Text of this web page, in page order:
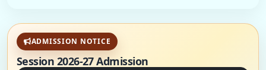
ADMISSION NOTICE
Session 2026-27 Admission